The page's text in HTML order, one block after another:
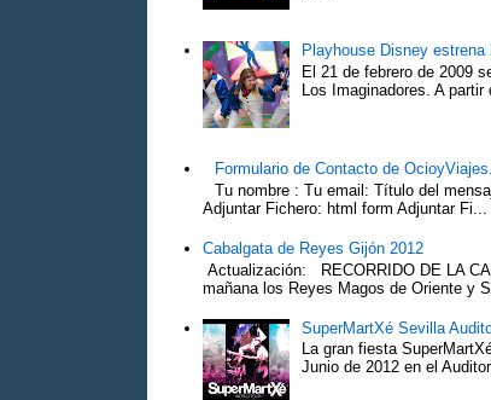
Playhouse Disney estrena
El 21 de febrero de 2009
Los Imaginadores. A
Formulario de Contacto de
Tu nombre : Tu email: Título del
Adjuntar Fichero: html form Adjuntar Fi...
Cabalgata de Reyes Gijón 2012
Actualización: RECORRIDO DE LA
mañana los Reyes Magos de Oriente y
SuperMartXé Sevilla
La gran fiesta
Junio de 2012 en el